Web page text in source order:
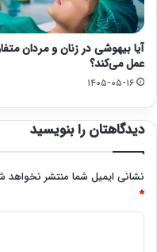
آیا بیهوشی در زنان و مردان
عمل می‌کند؟
۱۴۰۵-۰۵-۱۶
دیدگاهتان را بنویسید
نشانی ایمیل شما منتشر نخواهد
*